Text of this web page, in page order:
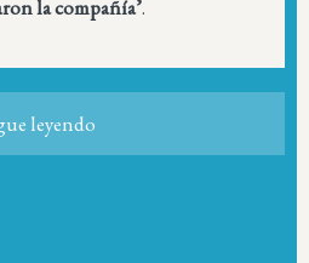
la compañía’.
leyendo